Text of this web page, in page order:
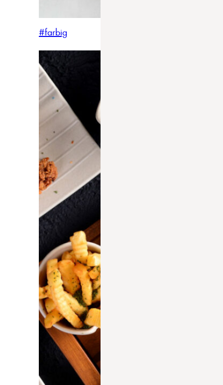
#farbig